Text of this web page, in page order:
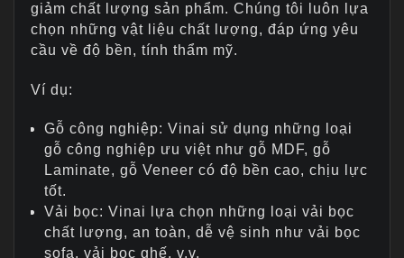
giảm chất lượng sản phẩm. Chúng tôi luôn lựa
chọn những vật liệu chất lượng, đáp ứng yêu
cầu về độ bền, tính thẩm mỹ.
Ví dụ:
Gỗ công nghiệp: Vinai sử dụng những loại
gỗ công nghiệp ưu việt như gỗ MDF, gỗ
Laminate, gỗ Veneer có độ bền cao, chịu lực
tốt.
Vải bọc: Vinai lựa chọn những loại vải bọc
chất lượng, an toàn, dễ vệ sinh như vải bọc
sofa, vải bọc ghế, v.v.